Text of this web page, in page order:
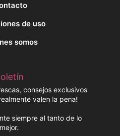
de uso
somos
consejos exclusivos
valen la pena!
siempre al tanto de lo
mejor.